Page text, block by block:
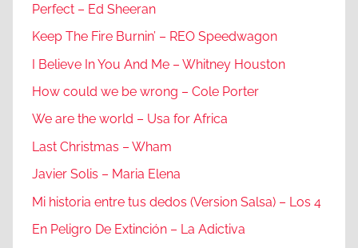
Perfect – Ed Sheeran
Keep The Fire Burnin’ – REO Speedwagon
I Believe In You And Me – Whitney Houston
How could we be wrong – Cole Porter
We are the world – Usa for Africa
Last Christmas – Wham
Javier Solis – Maria Elena
Mi historia entre tus dedos (Version Salsa) – Los 4
En Peligro De Extinción – La Adictiva